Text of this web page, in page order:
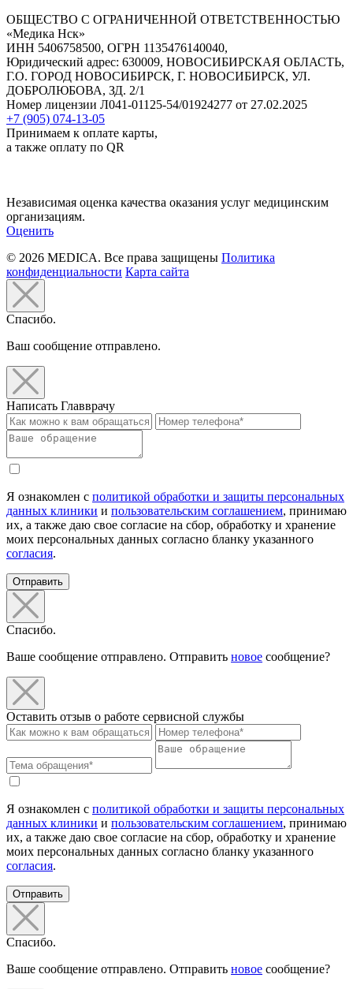
ОБЩЕСТВО С ОГРАНИЧЕННОЙ ОТВЕТСТВЕННОСТЬЮ
«Медика Нск»
ИНН 5406758500, ОГРН 1135476140040,
Юридический адрес: 630009, НОВОСИБИРСКАЯ ОБЛАСТЬ,
Г.О. ГОРОД НОВОСИБИРСК, Г. НОВОСИБИРСК, УЛ.
ДОБРОЛЮБОВА, ЗД. 2/1
Номер лицензии Л041-01125-54/01924277 от 27.02.2025
+7 (905) 074-13-05
Принимаем к оплате карты,
а также оплату по QR
Независимая оценка качества оказания услуг медицинским
организациям.
Оценить
© 2026 MEDICA. Все права защищены Политика
конфиденциальности Карта сайта
Спасибо.
Ваш сообщение отправлено.
Написать Главврачу
Я ознакомлен с политикой обработки и защиты персональных
данных клиники и пользовательским соглашением, принимаю
их, а также даю свое согласие на сбор, обработку и хранение
моих персональных данных согласно бланку указанного
согласия.
Отправить
Спасибо.
Ваше сообщение отправлено. Отправить новое сообщение?
Оставить отзыв о работе сервисной службы
Я ознакомлен с политикой обработки и защиты персональных
данных клиники и пользовательским соглашением, принимаю
их, а также даю свое согласие на сбор, обработку и хранение
моих персональных данных согласно бланку указанного
согласия.
Отправить
Спасибо.
Ваше сообщение отправлено. Отправить новое сообщение?